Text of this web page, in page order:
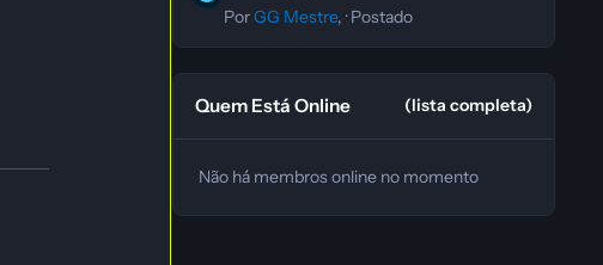
PorGG Mestre, ·Postado
Quem Está Online (lista completa)
Não há membros online no momento